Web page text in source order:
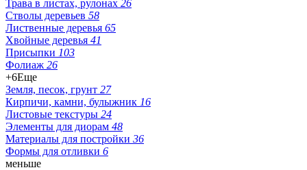
Трава в листах, рулонах 26
Стволы деревьев 58
Лиственные деревья 65
Хвойные деревья 41
Присыпки 103
Фолиаж 26
+6Еще
Земля, песок, грунт 27
Кирпичи, камни, булыжник 16
Листовые текстуры 24
Элементы для диорам 48
Материалы для постройки 36
Формы для отливки 6
меньше